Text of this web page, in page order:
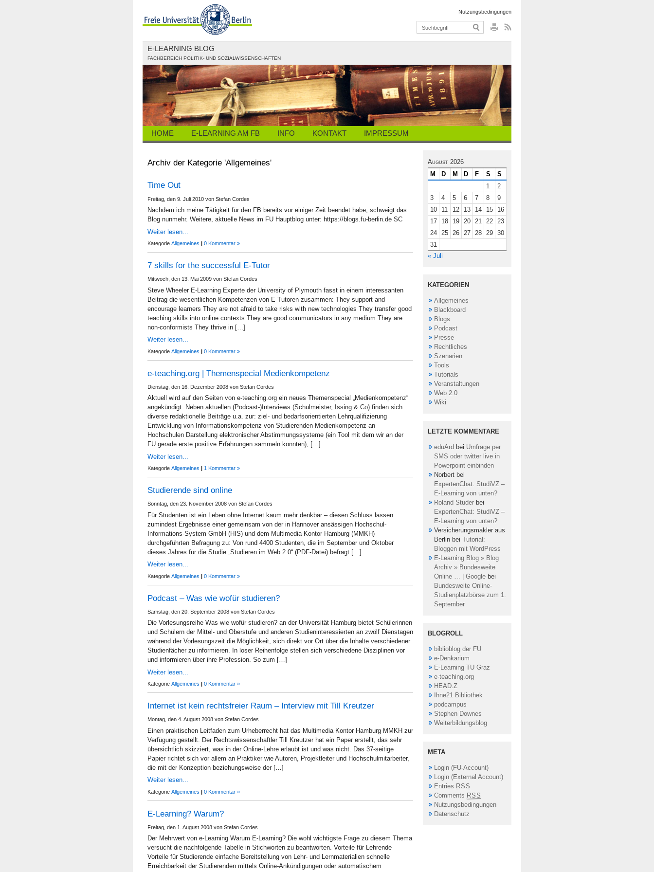
Nutzungsbedingungen
E-LEARNING BLOG
FACHBEREICH POLITIK- UND SOZIALWISSENSCHAFTEN
HOME E-LEARNING AM FB INFO KONTAKT IMPRESSUM
Archiv der Kategorie 'Allgemeines'
Time Out
Freitag, den 9. Juli 2010 von Stefan Cordes
Nachdem ich meine Tätigkeit für den FB bereits vor einiger Zeit beendet habe, schweigt das
Blog nunmehr. Weitere, aktuelle News im FU Hauptblog unter: https://blogs.fu-berlin.de SC
Weiter lesen...
Kategorie Allgemeines | 0 Kommentar »
7 skills for the successful E-Tutor
Mittwoch, den 13. Mai 2009 von Stefan Cordes
Steve Wheeler E-Learning Experte der University of Plymouth fasst in einem interessanten
Beitrag die wesentlichen Kompetenzen von E-Tutoren zusammen: They support and
encourage learners They are not afraid to take risks with new technologies They transfer good
teaching skills into online contexts They are good communicators in any medium They are
non-conformists They thrive in […]
Weiter lesen...
Kategorie Allgemeines | 0 Kommentar »
e-teaching.org | Themenspecial Medienkompetenz
Dienstag, den 16. Dezember 2008 von Stefan Cordes
Aktuell wird auf den Seiten von e-teaching.org ein neues Themenspecial „Medienkompetenz“
angekündigt. Neben aktuellen (Podcast-)Interviews (Schulmeister, Issing & Co) finden sich
diverse redaktionelle Beiträge u.a. zur: ziel- und bedarfsorientierten Lehrqualifizierung
Entwicklung von Informationskompetenz von Studierenden Medienkompetenz an
Hochschulen Darstellung elektronischer Abstimmungssysteme (ein Tool mit dem wir an der
FU gerade erste positive Erfahrungen sammeln konnten), […]
Weiter lesen...
Kategorie Allgemeines | 1 Kommentar »
Studierende sind online
Sonntag, den 23. November 2008 von Stefan Cordes
Für Studenten ist ein Leben ohne Internet kaum mehr denkbar – diesen Schluss lassen
zumindest Ergebnisse einer gemeinsam von der in Hannover ansässigen Hochschul-
Informations-System GmbH (HIS) und dem Multimedia Kontor Hamburg (MMKH)
durchgeführten Befragung zu: Von rund 4400 Studenten, die im September und Oktober
dieses Jahres für die Studie „Studieren im Web 2.0“ (PDF-Datei) befragt […]
Weiter lesen...
Kategorie Allgemeines | 0 Kommentar »
Podcast – Was wie wofür studieren?
Samstag, den 20. September 2008 von Stefan Cordes
Die Vorlesungsreihe Was wie wofür studieren? an der Universität Hamburg bietet Schülerinnen
und Schülern der Mittel- und Oberstufe und anderen Studieninteressierten an zwölf Dienstagen
während der Vorlesungszeit die Möglichkeit, sich direkt vor Ort über die Inhalte verschiedener
Studienfächer zu informieren. In loser Reihenfolge stellen sich verschiedene Disziplinen vor
und informieren über ihre Profession. So zum […]
Weiter lesen...
Kategorie Allgemeines | 0 Kommentar »
Internet ist kein rechtsfreier Raum – Interview mit Till Kreutzer
Montag, den 4. August 2008 von Stefan Cordes
Einen praktischen Leitfaden zum Urheberrecht hat das Multimedia Kontor Hamburg MMKH zur
Verfügung gestellt. Der Rechtswissenschaftler Till Kreutzer hat ein Paper erstellt, das sehr
übersichtlich skizziert, was in der Online-Lehre erlaubt ist und was nicht. Das 37-seitige
Papier richtet sich vor allem an Praktiker wie Autoren, Projektleiter und Hochschulmitarbeiter,
die mit der Konzeption beziehungsweise der […]
Weiter lesen...
Kategorie Allgemeines | 0 Kommentar »
E-Learning? Warum?
Freitag, den 1. August 2008 von Stefan Cordes
Der Mehrwert von e-Learning Warum E-Learning? Die wohl wichtigste Frage zu diesem Thema
versucht die nachfolgende Tabelle in Stichworten zu beantworten. Vorteile für Lehrende
Vorteile für Studierende einfache Bereitstellung von Lehr- und Lernmaterialien schnelle
Erreichbarkeit der Studierenden mittels Online-Ankündigungen oder automatischem
August 2026
M
D M D F S
S
1
2
3
4 5 6 7 8
9
10
11 12 13 14 15
16
17
18 19 20 21 22 23
24 25 26 27 28 29 30
31
« Juli
KATEGORIEN
Allgemeines
Blackboard
Blogs
Podcast
Presse
Rechtliches
Szenarien
Tools
Tutorials
Veranstaltungen
Web 2.0
Wiki
LETZTE KOMMENTARE
eduArd bei Umfrage per
SMS oder twitter live in
Powerpoint einbinden
Norbert bei
ExpertenChat: StudiVZ –
E-Learning von unten?
Roland Studer bei
ExpertenChat: StudiVZ –
E-Learning von unten?
Versicherungsmakler aus
Berlin bei Tutorial:
Bloggen mit WordPress
E-Learning Blog » Blog
Archiv » Bundesweite
Online … | Google bei
Bundesweite Online-
Studienplatzbörse zum 1.
September
BLOGROLL
biblioblog der FU
e-Denkarium
E-Learning TU Graz
e-teaching.org
HEAD.Z
Ihne21 Bibliothek
podcampus
Stephen Downes
Weiterbildungsblog
META
Login (FU-Account)
Login (External Account)
Entries RSS
Comments RSS
Nutzungsbedingungen
Datenschutz